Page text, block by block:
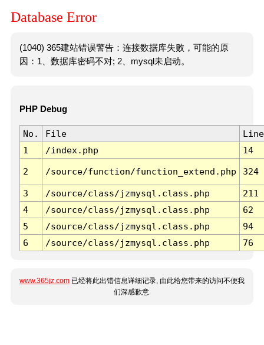
Database Error
(1040) 365建站错误警告：连接数据库失败，可能的原
因：1、数据库密码不对; 2、mysql未启动。
PHP Debug
No. File
Line
1
/index.php 14
2 /source/function/function_extend.php 324
3 /source/class/jzmysql.class.php
211
4
/source/class/jzmysql.class.php
62
5
/source/class/jzmysql.class.php
94
6
/source/class/jzmysql.class.php 76
www.365jz.com 已经将此出错信息详细记录, 由此给您带来的访问不便我
们深感歉意.